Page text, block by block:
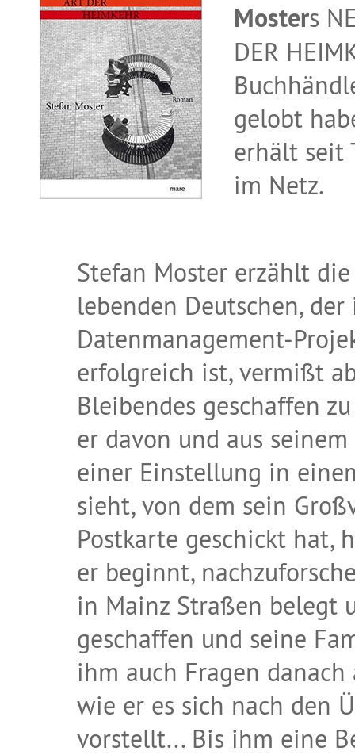
Mosters
DER
gelobt
erhält seit
im Netz.
Stefan Moster erzählt
lebenden Deutschen,
Datenmanagement-
erfolgreich ist, vermißt
Bleibendes geschaffen
er davon und aus
einer Einstellung in
sieht, von dem sein
Postkarte geschickt hat,
er beginnt,
in Mainz Straßen belegt
geschaffen und seine
ihm auch Fragen
wie er es sich nach den
vorstellt... Bis ihm eine